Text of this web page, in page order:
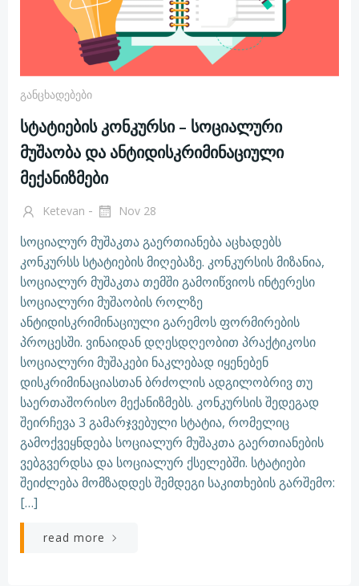
Განცხადებები
სტატიების კონკურსი – სოციალური
მუშაობა და ანტიდისკრიმინაციული
მექანიზმები
Ketevan - Nov 28
სოციალურ მუშაკთა გაერთიანება აცხადებს
კონკურსს სტატიების მიღებაზე. კონკურსის მიზანია,
სოციალურ მუშაკთა თემში გამოიწვიოს ინტერესი
სოციალური მუშაობის როლზე
ანტიდისკრიმინაციული გარემოს ფორმირების
პროცესში. ვინაიდან დღესდღეობით პრაქტიკოსი
სოციალური მუშაკები ნაკლებად იყენებენ
დისკრიმინაციასთან ბრძოლის ადგილობრივ თუ
საერთაშორისო მექანიზმებს. კონკურსის შედეგად
შეირჩევა 3 გამარჯვებული სტატია, რომელიც
გამოქვეყნდება სოციალურ მუშაკთა გაერთიანების
ვებგვერდსა და სოციალურ ქსელებში. სტატიები
შეიძლება მომზადდეს შემდეგი საკითხების გარშემო:
[…]
read more